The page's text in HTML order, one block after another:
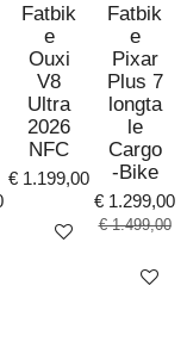
Fatbik
e
Ouxi
V8
Ultra
2026
NFC
€ 1.199,00
Bekijk details
Fatbik
e
Pixar
Plus 7
longta
le
Cargo
-Bike
€ 1.299,00
€ 1.499,00
Bekijk